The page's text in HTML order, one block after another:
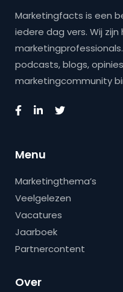
Marketingfacts is een
iedere dag vers. Wij
podcasts, blogs,
marketingcommunity
Menu
Marketingthema’s
Veelgelezen
Vacatures
Jaarboek
Partnercontent
Over